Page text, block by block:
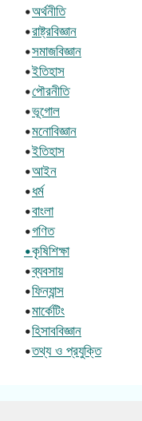
•অর্থনীতি
•রাষ্ট্রবিজ্ঞান
•সমাজবিজ্ঞান
•ইতিহাস
•পৌরনীতি
•ভূগোল
•মনোবিজ্ঞান
•ইতিহাস
•আইন
•ধর্ম
•বাংলা
•গণিত
•কৃষিশিক্ষা
•ব্যবসায়
•ফিন্যান্স
•মার্কেটিং
•হিসাববিজ্ঞান
•তথ্য ও প্রযুক্তি